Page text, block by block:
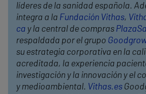
líderes de la sanidad española.
integra a la Fundación Vithas,
ca y la central de compras
respaldada por el grupo
su estrategia corporativa en la
acreditada, la experiencia
investigación y la innovación y el
y medioambiental. Vithas.es